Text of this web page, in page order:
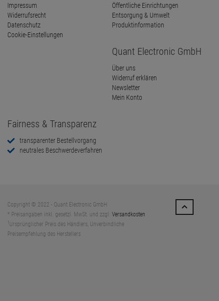
Impressum
Widerrufsrecht
Datenschutz
Cookie-Einstellungen
Öffentliche Einrichtungen
Entsorgung & Umwelt
Produktinformation
Quant Electronic GmbH
Über uns
Widerruf erklären
Newsletter
Mein Konto
Fairness & Transparenz
transparenter Bestellvorgang
neutrales Beschwerdeverfahren
Copyright © 2022 - Quant Electronic GmbH
* Preisangaben inkl. gesetzl. MwSt. und zzgl. Versandkosten
Ursprünglicher Preis des Händlers, Unverbindliche
Preisempfehlung des Herstellers